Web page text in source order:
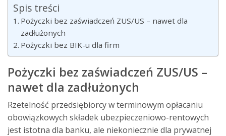
Spis treści
Pożyczki bez zaświadczeń ZUS/US – nawet dla
zadłużonych
Pożyczki bez BIK-u dla firm
Pożyczki bez zaświadczeń ZUS/US –
nawet dla zadłużonych
Rzetelność przedsiębiorcy w terminowym opłacaniu
obowiązkowych składek ubezpieczeniowo-rentowych
jest istotna dla banku, ale niekoniecznie dla prywatnej